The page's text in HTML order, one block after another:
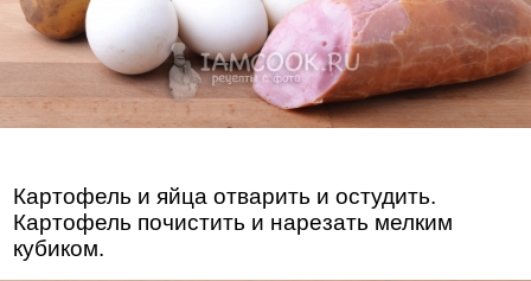
Картофель и яйца отварить и остудить.
Картофель почистить и нарезать мелким
кубиком.